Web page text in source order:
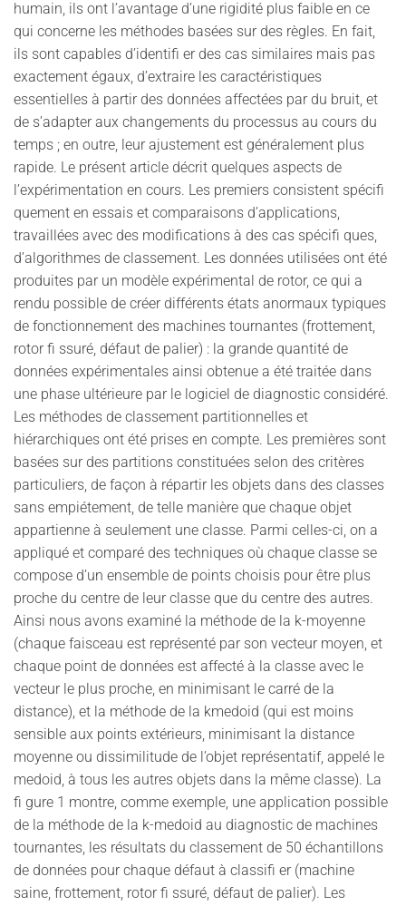
humain, ils ont l’avantage d’une rigidité plus faible en ce
qui concerne les méthodes basées sur des règles. En fait,
ils sont capables d’identifi er des cas similaires mais pas
exactement égaux, d’extraire les caractéristiques
essentielles à partir des données affectées par du bruit, et
de s’adapter aux changements du processus au cours du
temps ; en outre, leur ajustement est généralement plus
rapide. Le présent article décrit quelques aspects de
l’expérimentation en cours. Les premiers consistent spécifi
quement en essais et comparaisons d’applications,
travaillées avec des modifications à des cas spécifi ques,
d’algorithmes de classement. Les données utilisées ont été
produites par un modèle expérimental de rotor, ce qui a
rendu possible de créer différents états anormaux typiques
de fonctionnement des machines tournantes (frottement,
rotor fi ssuré, défaut de palier) : la grande quantité de
données expérimentales ainsi obtenue a été traitée dans
une phase ultérieure par le logiciel de diagnostic considéré.
Les méthodes de classement partitionnelles et
hiérarchiques ont été prises en compte. Les premières sont
basées sur des partitions constituées selon des critères
particuliers, de façon à répartir les objets dans des classes
sans empiétement, de telle manière que chaque objet
appartienne à seulement une classe. Parmi celles-ci, on a
appliqué et comparé des techniques où chaque classe se
compose d’un ensemble de points choisis pour être plus
proche du centre de leur classe que du centre des autres.
Ainsi nous avons examiné la méthode de la k-moyenne
(chaque faisceau est représenté par son vecteur moyen, et
chaque point de données est affecté à la classe avec le
vecteur le plus proche, en minimisant le carré de la
distance), et la méthode de la kmedoid (qui est moins
sensible aux points extérieurs, minimisant la distance
moyenne ou dissimilitude de l’objet représentatif, appelé le
medoid, à tous les autres objets dans la même classe). La
fi gure 1 montre, comme exemple, une application possible
de la méthode de la k-medoid au diagnostic de machines
tournantes, les résultats du classement de 50 échantillons
de données pour chaque défaut à classifi er (machine
saine, frottement, rotor fi ssuré, défaut de palier). Les